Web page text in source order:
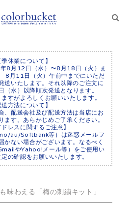
季休業について】
8月12日（水）〜8月18日（火）ま
8月11日（火）午前中までにいただ
送いたします。それ以降のご注文に
水）以降順次発送となります。
すがよろしくお願いいたします。
送方法について】
、配送会社及び配送方法は当店にお
ます。あらかじめご了承ください。
ドレスに関するご注意】
au/Softbank等）は迷惑メールフ
かない場合がございます。なるべく
やYahoo!メール等）をご使用い
の確認をお願いいたします。
味わえる「梅の刺繍キット」